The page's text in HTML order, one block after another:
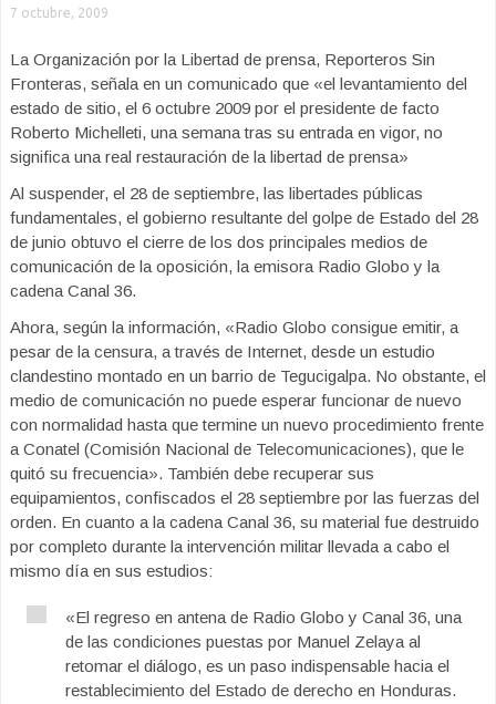
7 octubre, 2009
La Organización por la Libertad de prensa, Reporteros Sin
Fronteras, señala en un comunicado que «el levantamiento del
estado de sitio, el 6 octubre 2009 por el presidente de facto
Roberto Michelleti, una semana tras su entrada en vigor, no
significa una real restauración de la libertad de prensa»
Al suspender, el 28 de septiembre, las libertades públicas
fundamentales, el gobierno resultante del golpe de Estado del 28
de junio obtuvo el cierre de los dos principales medios de
comunicación de la oposición, la emisora Radio Globo y la
cadena Canal 36.
Ahora, según la información, «Radio Globo consigue emitir, a
pesar de la censura, a través de Internet, desde un estudio
clandestino montado en un barrio de Tegucigalpa. No obstante, el
medio de comunicación no puede esperar funcionar de nuevo
con normalidad hasta que termine un nuevo procedimiento frente
a Conatel (Comisión Nacional de Telecomunicaciones), que le
quitó su frecuencia». También debe recuperar sus
equipamientos, confiscados el 28 septiembre por las fuerzas del
orden. En cuanto a la cadena Canal 36, su material fue destruido
por completo durante la intervención militar llevada a cabo el
mismo día en sus estudios:
«El regreso en antena de Radio Globo y Canal 36, una
de las condiciones puestas por Manuel Zelaya al
retomar el diálogo, es un paso indispensable hacia el
restablecimiento del Estado de derecho en Honduras.